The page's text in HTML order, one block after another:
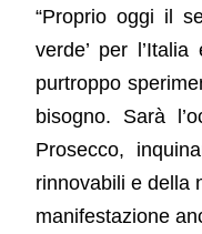
“Proprio oggi il
verde’ per
purtroppo
bisogno. Sarà
Prosecco,
rinnovabili e della
manifestazione